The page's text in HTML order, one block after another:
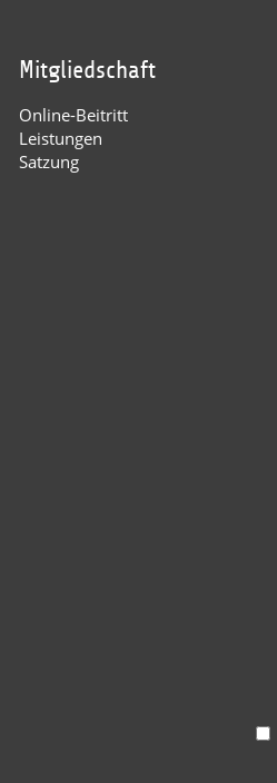
Mitgliedschaft
Online-Beitritt
Leistungen
Satzung